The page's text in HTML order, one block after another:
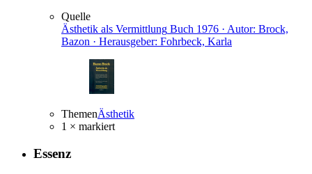
Quelle
Ästhetik als Vermittlung Buch 1976 · Autor: Brock,
Bazon · Herausgeber: Fohrbeck, Karla
ThemenÄsthetik
1 × markiert
Essenz